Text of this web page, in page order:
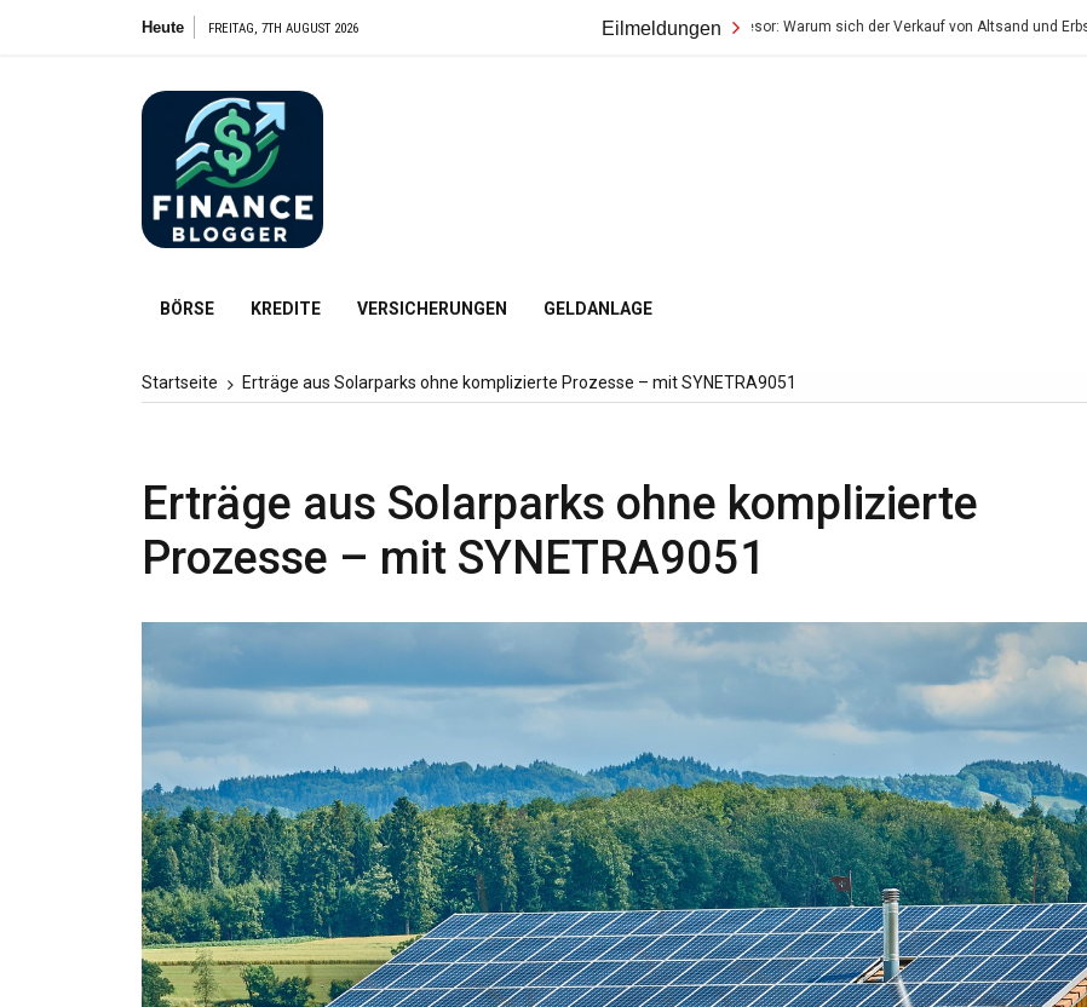
Heute FREITAG, 7TH AUGUST 2026 Eilmeldungen
Der wahre Wert im Tresor: Warum sich der Verkauf von Altsand und Erbstücken so lohnt
BÖRSE KREDITE VERSICHERUNGEN GELDANLAGE
Startseite Erträge aus Solarparks ohne komplizierte Prozesse – mit SYNETRA9051
Erträge aus Solarparks ohne komplizierte
Prozesse – mit SYNETRA9051